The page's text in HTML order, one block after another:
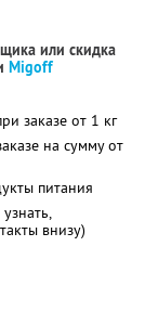
или скидка
Migoff
заказе от 1 кг
на сумму от
питания
внизу)